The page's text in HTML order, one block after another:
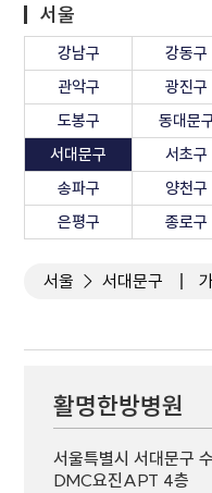
서울
강남구 강동구
관악구
광진구
도봉구
동대문
서대문구
서초구
송파구
양천구
은평구
종로구
서울 서대문구
활명한방병원
서울특별시 서대문구
DMC요진APT 4층